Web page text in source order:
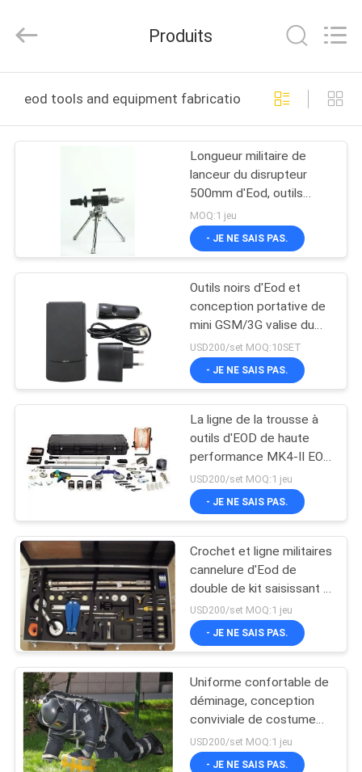
PRODUITS
NOUS
CONTRÔLE
QUALITÉ
NOUS
DEMANDEZ
UNE
CITATION
PLAN
DU
SITE
Topsky
Century Holding Co.,Ltd.
Reserved.
Produits
eod tools and equipment fabrication en ligne
Longueur militaire de
lanceur du disrupteur
500mm d'Eod, outils
explosifs d'Eod et
équipement
MOQ:1 jeu
- JE NE SAIS PAS.
Outils noirs d'Eod et
conception portative de
mini GSM/3G valise du
brouilleur d'équipement
Pk310
USD200/set MOQ:10SET
- JE NE SAIS PAS.
La ligne de la trousse à
outils d'EOD de haute
performance MK4-II EOD
et accrochent le harnais
de 1200mm×80mm
USD200/set MOQ:1 jeu
- JE NE SAIS PAS.
Crochet et ligne militaires
cannelure d'Eod de
double de kit saisissant la
haute performance de
corde
USD200/set MOQ:1 jeu
- JE NE SAIS PAS.
Uniforme confortable de
déminage, conception
conviviale de costume
de Defusal de bombe
d'EOD
USD200/set MOQ:1 jeu
- JE NE SAIS PAS.